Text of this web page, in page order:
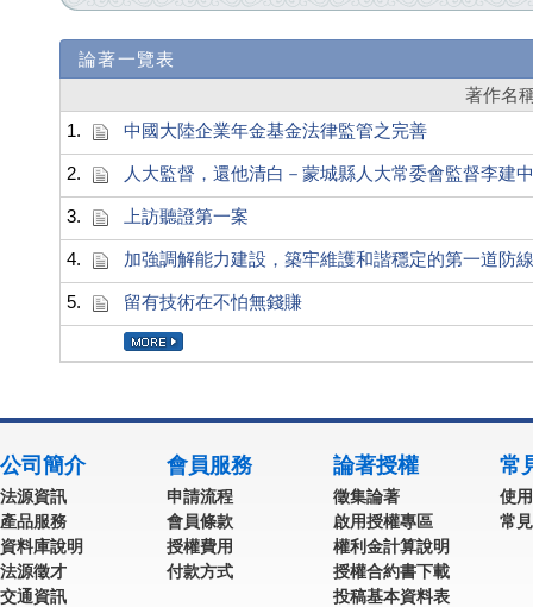
論著一覽表
著作名
1.
中國大陸企業年金基金法律監管之完善
2. 人大監督，還他清白－蒙城縣人大常委會監督李建
3. 上訪聽證第一案
4. 加強調解能力建設，築牢維護和諧穩定的第一道防線
5. 留有技術在不怕無錢賺
公司簡介
法源資訊
產品服務
資料庫說明
法源徵才
交通資訊
會員服務
申請流程
會員條款
授權費用
付款方式
論著授權
徵集論著
啟用授權專區
權利金計算說明
授權合約書下載
投稿基本資料表
常
使
常